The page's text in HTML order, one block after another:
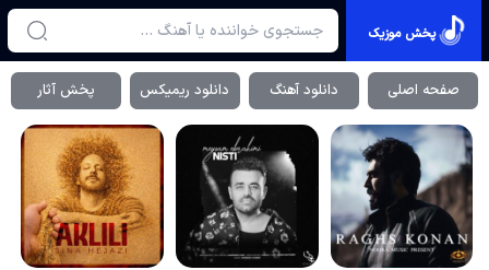
پخش موزیک
صفحه اصلی دانلود آهنگ دانلود ریمیکس پخش آثار